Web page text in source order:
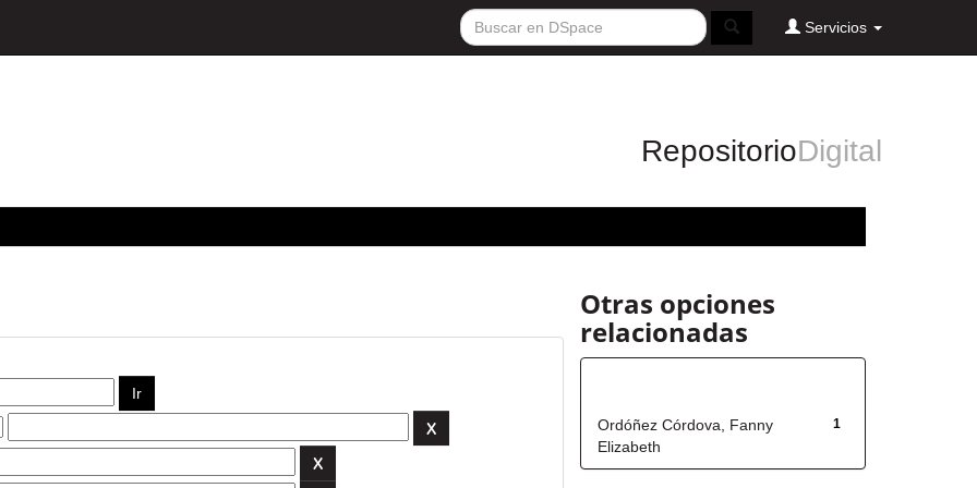
Servicios
RepositorioDigital
Otras opciones
relacionadas
1
Ordóñez Córdova, Fanny
Elizabeth